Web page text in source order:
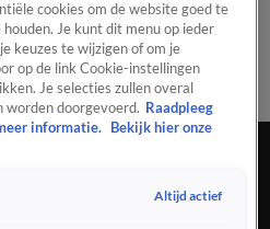
De OranjezomerShopUitzending
op debuut VI
een beetje die
cookies om de website goed te
Je kunt dit menu op ieder
keuzes te wijzigen of om je
op de link Cookie-instellingen
Je selecties zullen overal
worden doorgevoerd. Raadpleeg
informatie.
Bekijk hier onze
Altijd actief